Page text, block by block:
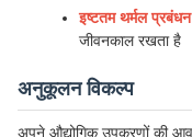
इष्टतम थर्मल
जीवनकाल रखता है
अनुकूलन विकल्प
अपने औद्योगिक उपकरणों की